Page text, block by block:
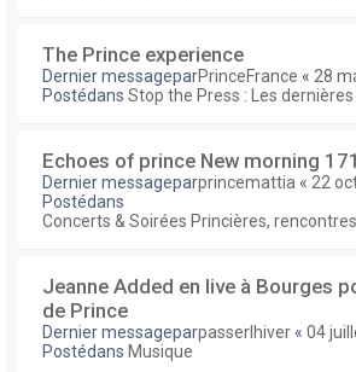
The Prince experience
Dernier messageparPrinceFrance « 28
Postédans Stop the Press : Les
Echoes of prince New morning
Dernier messageparprincemattia « 22
Postédans
Concerts & Soirées Princières, rencontres
Jeanne Added en live à Bourges
de Prince
Dernier messageparpasserlhiver « 04
Postédans Musique